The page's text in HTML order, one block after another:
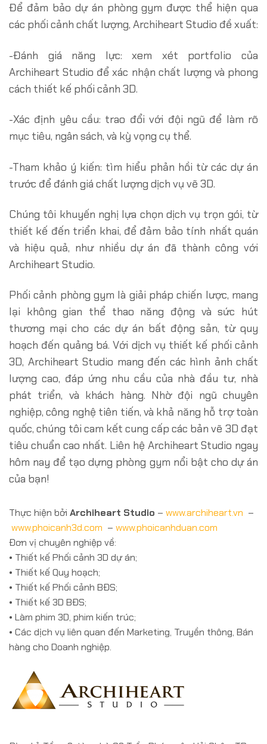
Để đảm bảo dự án phòng gym được thể hiện qua
các phối cảnh chất lượng, Archiheart Studio đề xuất:
-Đánh giá năng lực: xem xét portfolio của
Archiheart Studio để xác nhận chất lượng và phong
cách thiết kế phối cảnh 3D.
-Xác định yêu cầu: trao đổi với đội ngũ để làm rõ
mục tiêu, ngân sách, và kỳ vọng cụ thể.
-Tham khảo ý kiến: tìm hiểu phản hồi từ các dự án
trước để đánh giá chất lượng dịch vụ vẽ 3D.
Chúng tôi khuyến nghị lựa chọn dịch vụ trọn gói, từ
thiết kế đến triển khai, để đảm bảo tính nhất quán
và hiệu quả, như nhiều dự án đã thành công với
Archiheart Studio.
Phối cảnh phòng gym là giải pháp chiến lược, mang
lại không gian thể thao năng động và sức hút
thương mại cho các dự án bất động sản, từ quy
hoạch đến quảng bá. Với dịch vụ thiết kế phối cảnh
3D, Archiheart Studio mang đến các hình ảnh chất
lượng cao, đáp ứng nhu cầu của nhà đầu tư, nhà
phát triển, và khách hàng. Nhờ đội ngũ chuyên
nghiệp, công nghệ tiên tiến, và khả năng hỗ trợ toàn
quốc, chúng tôi cam kết cung cấp các bản vẽ 3D đạt
tiêu chuẩn cao nhất. Liên hệ Archiheart Studio ngay
hôm nay để tạo dựng phòng gym nổi bật cho dự án
của bạn!
Thực hiện bởi Archiheart Studio – www.archiheart.vn –
www.phoicanh3d.com – www.phoicanhduan.com
Đơn vị chuyên nghiệp về:
• Thiết kế Phối cảnh 3D dự án;
• Thiết kế Quy hoạch;
• Thiết kế Phối cảnh BĐS;
• Thiết kế 3D BĐS;
• Làm phim 3D, phim kiến trúc;
• Các dịch vụ liên quan đến Marketing, Truyền thông, Bán
hàng cho Doanh nghiệp.